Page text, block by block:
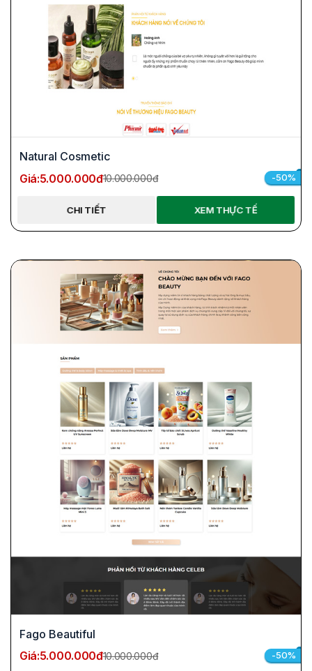
Natural Cosmetic
Giá:5.000.000đ10.000.000đ -50%
CHI TIẾT XEM THỰC TẾ
Fago Beautiful
Giá:5.000.000đ10.000.000đ -50%